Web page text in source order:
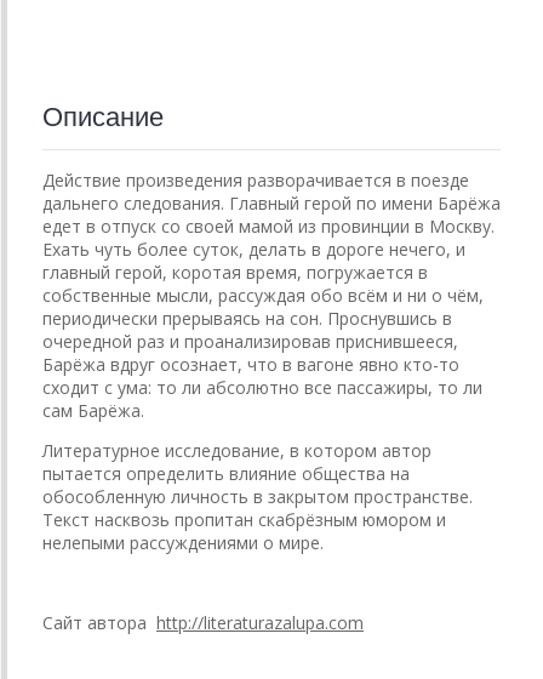
Описание
Действие произведения разворачивается в поезде
дальнего следования. Главный герой по имени Барёжа
едет в отпуск со своей мамой из провинции в Москву.
Ехать чуть более суток, делать в дороге нечего, и
главный герой, коротая время, погружается в
собственные мысли, рассуждая обо всём и ни о чём,
периодически прерываясь на сон. Проснувшись в
очередной раз и проанализировав приснившееся,
Барёжа вдруг осознает, что в вагоне явно кто-то
сходит с ума: то ли абсолютно все пассажиры, то ли
сам Барёжа.
Литературное исследование, в котором автор
пытается определить влияние общества на
обособленную личность в закрытом пространстве.
Текст насквозь пропитан скабрёзным юмором и
нелепыми рассуждениями о мире.
Сайт автора http://literaturazalupa.com